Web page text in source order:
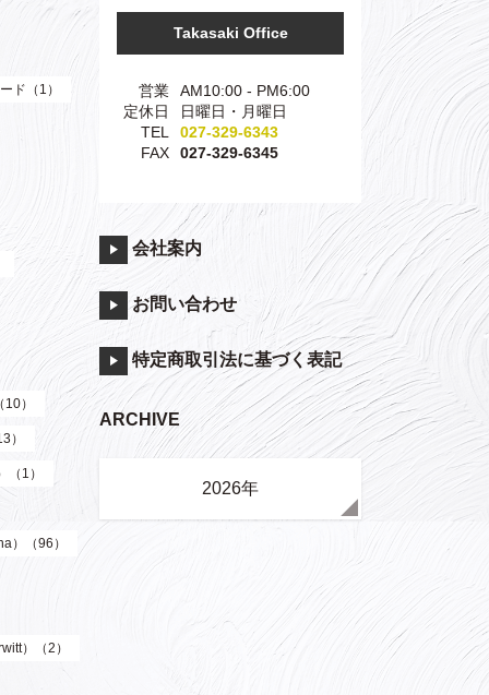
ド（1）
）
）
1）
）（96）
）（2）
Takasaki Office
営業
AM10:00 - PM6:00
定休日
日曜日・月曜日
TEL
027-329-6343
FAX
027-329-6345
会社案内
お問い合わせ
特定商取引法に基づく表記
ARCHIVE
2026年